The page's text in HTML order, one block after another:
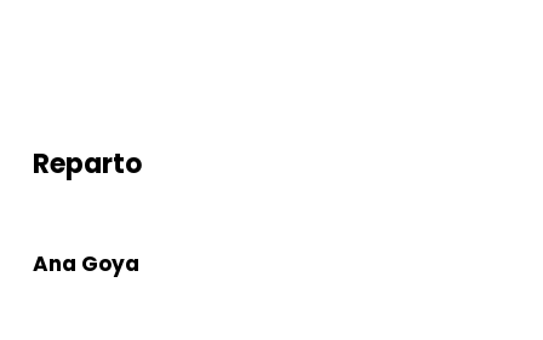
Reparto
Ana Goya